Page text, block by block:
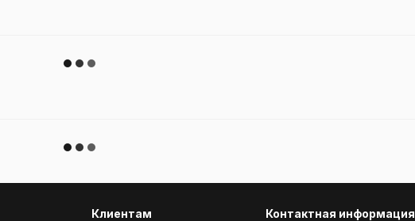
Клиентам Контактная информация